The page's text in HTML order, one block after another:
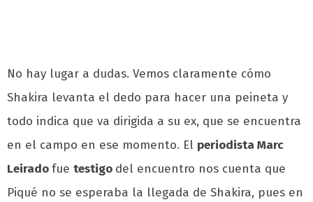
No hay lugar a dudas. Vemos claramente cómo
Shakira levanta el dedo para hacer una peineta y
todo indica que va dirigida a su ex, que se encuentra
en el campo en ese momento. El periodista Marc
Leiradofue testigo del encuentro nos cuenta que
Piqué no se esperaba la llegada de Shakira, pues en